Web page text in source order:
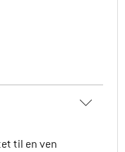
til en ven